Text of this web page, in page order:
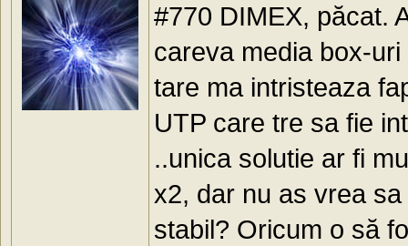
#770 DIMEX, păcat.
careva media box-
tare ma intristeaza
UTP care tre sa fie
..unica solutie ar fi
x2, dar nu as vrea
stabil? Oricum o să